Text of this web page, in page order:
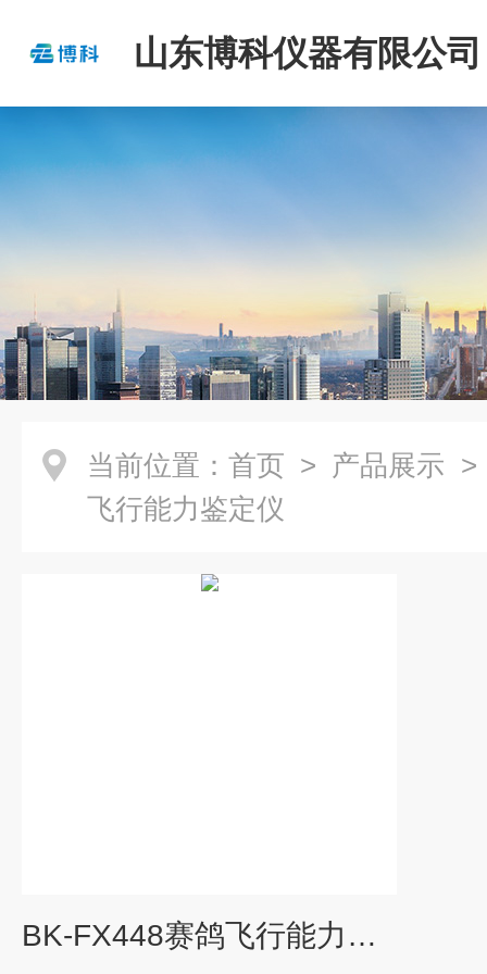
山东博科仪器有限公司
当前位置： 首页 > 产品展示
飞行能力鉴定仪
BK-FX448赛鸽飞行能力鉴定仪